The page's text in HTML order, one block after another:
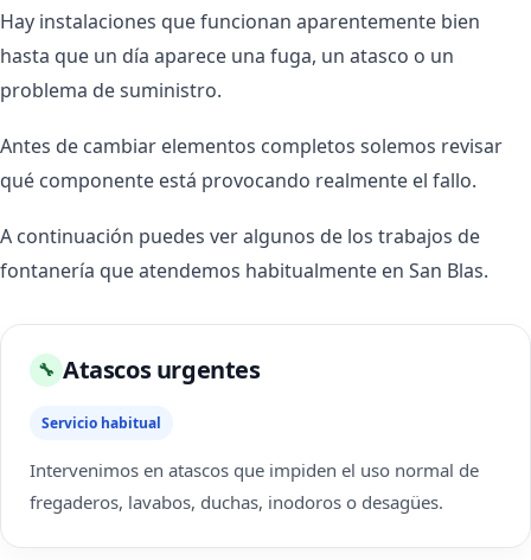
Hay instalaciones que funcionan aparentemente bien
hasta que un día aparece una fuga, un atasco o un
problema de suministro.
Antes de cambiar elementos completos solemos revisar
qué componente está provocando realmente el fallo.
A continuación puedes ver algunos de los trabajos de
fontanería que atendemos habitualmente en San Blas.
🔧 Atascos urgentes
Servicio habitual
Intervenimos en atascos que impiden el uso normal de
fregaderos, lavabos, duchas, inodoros o desagües.